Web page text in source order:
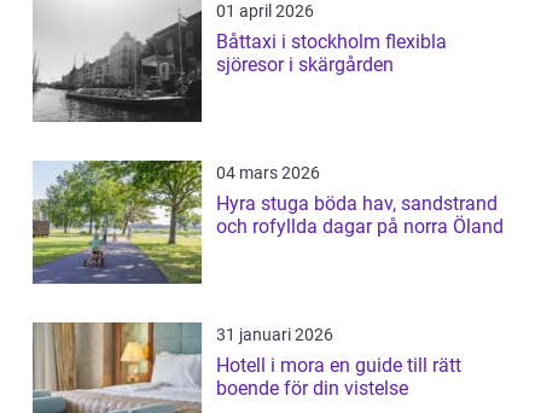
01 april 2026
Båttaxi i stockholm flexibla
sjöresor i skärgården
04 mars 2026
Hyra stuga böda hav, sandstrand
och rofyllda dagar på norra Öland
31 januari 2026
Hotell i mora en guide till rätt
boende för din vistelse